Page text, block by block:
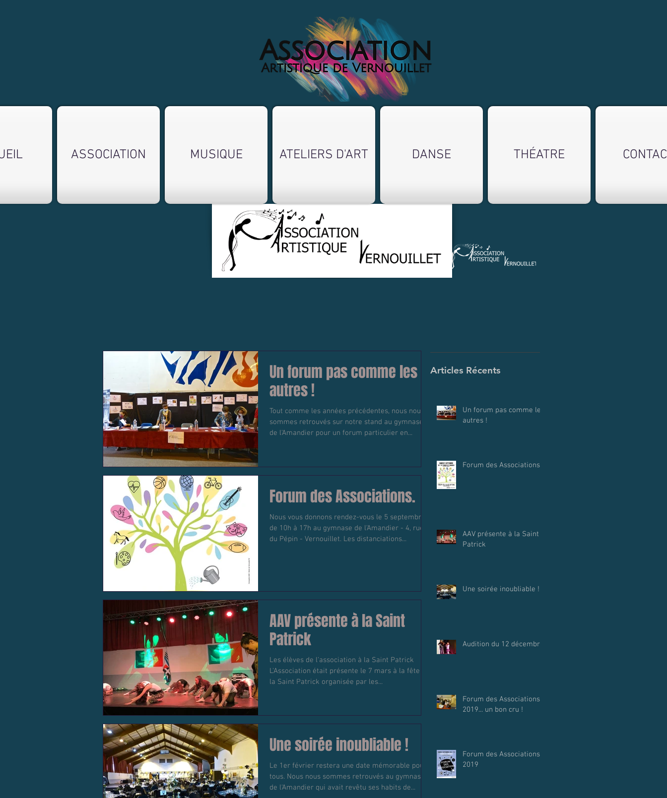
ASSOCIATION MUSIQUE ATELIERS D'ART DANSE THÉATRE
Un forum pas comme les
autres !
Tout comme les années précédentes, nous nous
sommes retrouvés sur notre stand au gymnase
de l'Amandier pour un forum particulier en...
Forum des Associations.
Nous vous donnons rendez-vous le 5 septembre
de 10h à 17h au gymnase de l'Amandier - 4, rue
du Pépin - Vernouillet. Les distanciations...
AAV présente à la Saint
Patrick
Les élèves de l'association à la Saint Patrick
L'Association était présente le 7 mars à la fête de
la Saint Patrick organisée par les...
Une soirée inoubliable !
Le 1er février restera une date mémorable pour
tous. Nous nous sommes retrouvés au gymnase
de l'Amandier qui avait revêtu ses habits de...
Articles Récents
Un forum pas comme les
autres !
Forum des Associations.
AAV présente à la Saint
Patrick
Une soirée inoubliable !
Audition du 12 décembre
Forum des Associations
2019... un bon cru !
Forum des Associations
2019